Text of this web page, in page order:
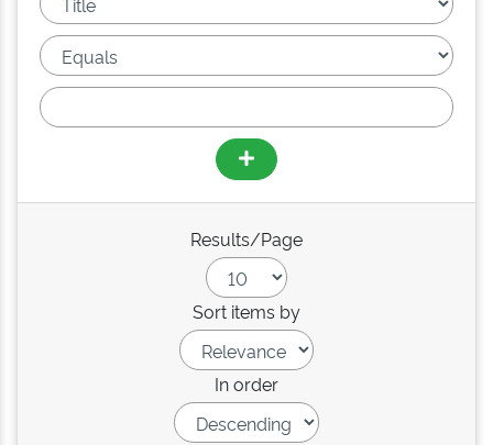
Results/Page
Sort items by
In order